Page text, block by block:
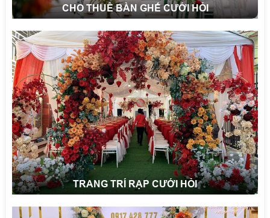
CHO THUÊ BÀN GHẾ CƯỚI HỎI
TRANG TRÍ RẠP CƯỚI HỎI